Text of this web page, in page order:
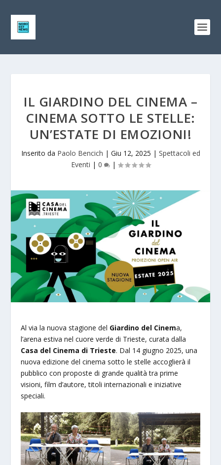
IL GIARDINO DEL CINEMA –
CINEMA SOTTO LE STELLE:
UN’ESTATE DI EMOZIONI!
Inserito da Paolo Bencich | Giu 12, 2025 | Spettacoli ed
Eventi | 0 |
Al via la nuova stagione del Giardino del Cinema,
l’arena estiva nel cuore verde di Trieste, curata dalla
Casa del Cinema di Trieste. Dal 14 giugno 2025, una
nuova edizione del cinema sotto le stelle accoglierà il
pubblico con proposte di grande qualità tra prime
visioni, film d’autore, titoli internazionali e iniziative
speciali.